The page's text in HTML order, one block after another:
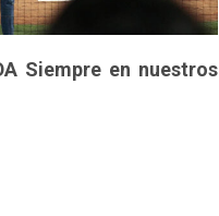
Siempre en nuestros